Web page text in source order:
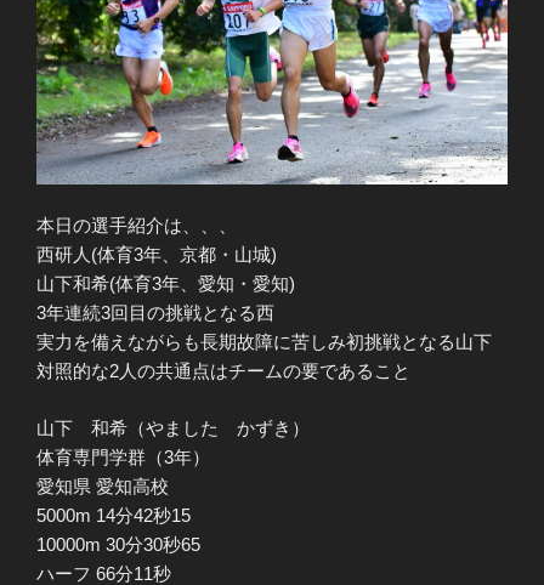
本日の選手紹介は、、、
西研人(体育3年、京都・山城)
山下和希(体育3年、愛知・愛知)
3年連続3回目の挑戦となる西
実力を備えながらも長期故障に苦しみ初挑戦となる山下
対照的な2人の共通点はチームの要であること
山下 和希（やました かずき）
体育専門学群（3年）
愛知県 愛知高校
5000m 14分42秒15
10000m 30分30秒65
ハーフ 66分11秒